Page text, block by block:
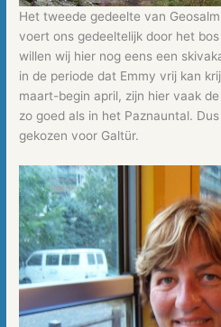
Het tweede gedeelte van
voert ons gedeeltelijk door het
willen wij hier nog eens een
in de periode dat Emmy vrij kan
maart-begin april, zijn hier vaak
zo goed als in het Paznauntal.
gekozen voor Galtür.